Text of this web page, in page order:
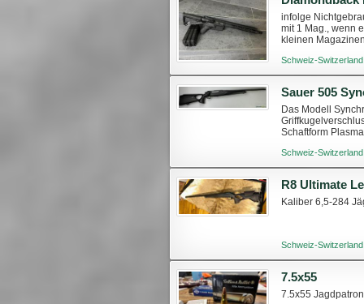
infolge
mit 1 Mag., wenn
kleinen
Schweiz-
Sauer 505
Das Modell
Schaftform
Schweiz-
R8 Ultimate
Kaliber 6,5-284
Schweiz-
7.5x55
7.5x55